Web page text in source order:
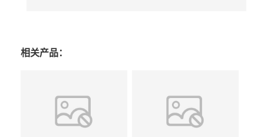
相关产品：